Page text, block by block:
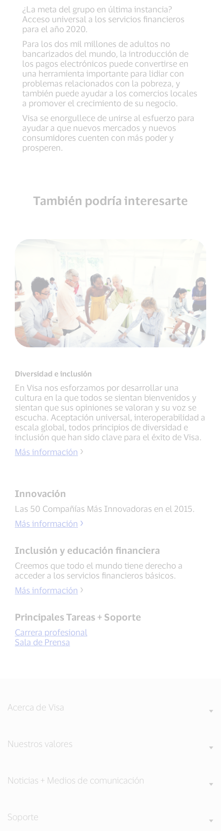
¿La meta del grupo en última instancia?
Acceso universal a los servicios financieros
para el año 2020.
Para los dos mil millones de adultos no
bancarizados del mundo, la introducción de
los pagos electrónicos puede convertirse en
una herramienta importante para lidiar con
problemas relacionados con la pobreza, y
también puede ayudar a los comercios locales
a promover el crecimiento de su negocio.
Visa se enorgullece de unirse al esfuerzo para
ayudar a que nuevos mercados y nuevos
consumidores cuenten con más poder y
prosperen.
También podría interesarte
Diversidad e inclusión
En Visa nos esforzamos por desarrollar una
cultura en la que todos se sientan bienvenidos y
sientan que sus opiniones se valoran y su voz se
escucha. Aceptación universal, interoperabilidad a
escala global, todos principios de diversidad e
inclusión que han sido clave para el éxito de Visa.
Más información
Innovación
Las 50 Compañías Más Innovadoras en el 2015.
Más información
Inclusión y educación financiera
Creemos que todo el mundo tiene derecho a
acceder a los servicios financieros básicos.
Más información
Principales Tareas + Soporte
Carrera profesional
Sala de Prensa
Acerca de Visa
Nuestros valores
Noticias + Medios de comunicación
Soporte